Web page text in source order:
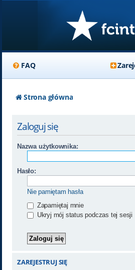
FAQ
Strona główna
Zaloguj się
Nazwa użytkownika:
Hasło:
Nie pamiętam hasła
Zapamiętaj mnie
Ukryj mój status podczas tej sesji
ZAREJESTRUJ SIĘ